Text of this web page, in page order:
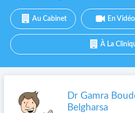
Au Cabinet En Vidéo
À La
Dr Gamra
Belgharsa